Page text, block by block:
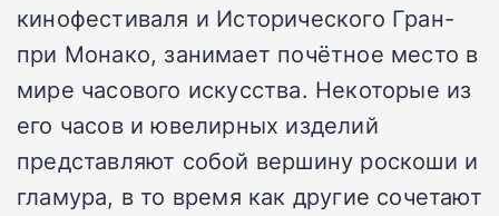
кинофестиваля и Исторического Гран-
при Монако, занимает почётное место в
мире часового искусства. Некоторые из
его часов и ювелирных изделий
представляют собой вершину роскоши и
гламура, в то время как другие сочетают